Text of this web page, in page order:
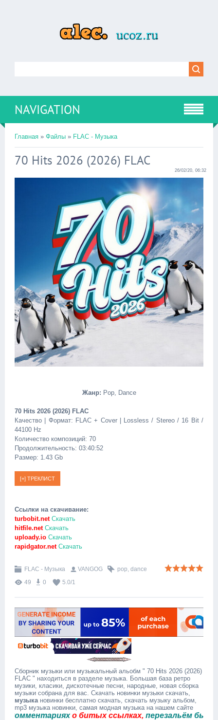
NAVIGATION
Главная » Файлы » FLAC - Музыка
70 Hits 2026 (2026) FLAC
26/02/20, 06:32
Жанр: Pop, Dance
70 Hits 2026 (2026) FLAC
Качество | Формат: FLAC + Cover | Lossless / Stereo / 16 Bit /
44100 Hz
Количество композиций: 70
Продолжительность: 03:40:52
Размер: 1.43 Gb
Ссылки на скачивание:
turbobit.netСкачать
hitfile.netСкачать
uploady.io Скачать
rapidgator.netСкачать
FLAC - Музыка VANGOG pop, dance
49
0 5.0/1
Сборник музыки или музыкальный альобм " 70 Hits 2026 (2026)
FLAC " находиться в разделе музыка. Большая база ретро
музики, класики, дискотечные песни, народные, новая сборка
музыки собрана для вас. Скачать новинки музыки скачать,
музыкановинки бесплатно скачать, скачать музыку альбом,
mp3 музыка новинки, самая модная музыка на нашем сайте
о битых ссылках,перезальём быстро.